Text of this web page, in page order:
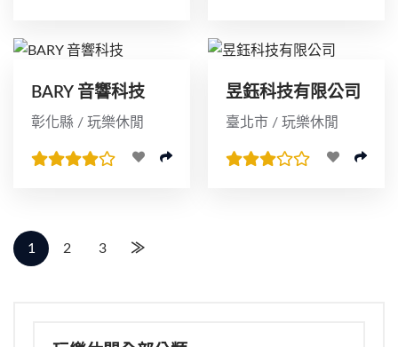
BARY 音響科技
彰化縣 / 玩樂休閒
昱鈺科技有限公司
臺北市 / 玩樂休閒
1 2 3 ≫